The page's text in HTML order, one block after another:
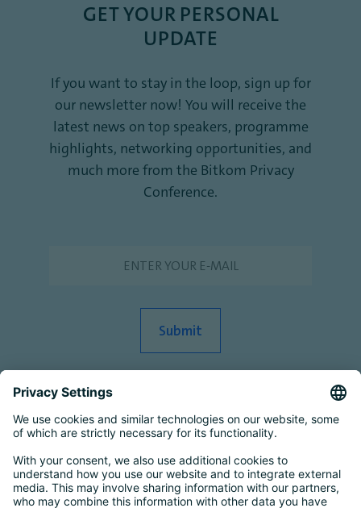
GET YOUR PERSONAL
UPDATE
If you want to stay in the loop, sign up for
our newsletter now! You will receive the
latest news on top speakers, programme
highlights, networking opportunities, and
much more from the Bitkom Privacy
Conference.